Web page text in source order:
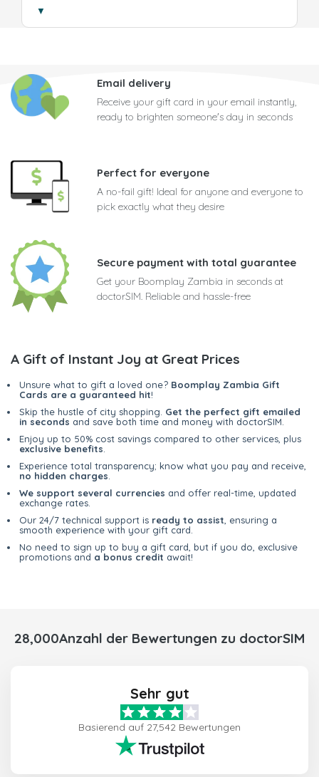
▼
Email delivery
Receive your gift card in your email instantly,
ready to brighten someone's day in seconds
Perfect for everyone
A no-fail gift! Ideal for anyone and everyone to
pick exactly what they desire
Secure payment with total guarantee
Get your Boomplay Zambia in seconds at
doctorSIM. Reliable and hassle-free
A Gift of Instant Joy at Great Prices
Unsure what to gift a loved one? Boomplay Zambia Gift
Cards are a guaranteed hit!
Skip the hustle of city shopping. Get the perfect gift emailed
in seconds and save both time and money with doctorSIM.
Enjoy up to 50% cost savings compared to other services, plus
exclusive benefits
Experience total transparency; know what you pay and receive,
no hidden charges
We support several currencies and offer real-time, updated
exchange rates.
Our 24/7 technical support is ready to assist , ensuring a
smooth experience with your gift card.
No need to sign up to buy a gift card, but if you do, exclusive
promotions and a bonus credit await!
28,000Anzahl der Bewertungen zu doctorSIM
Sehr gut
Basierend auf 27,542 Bewertungen